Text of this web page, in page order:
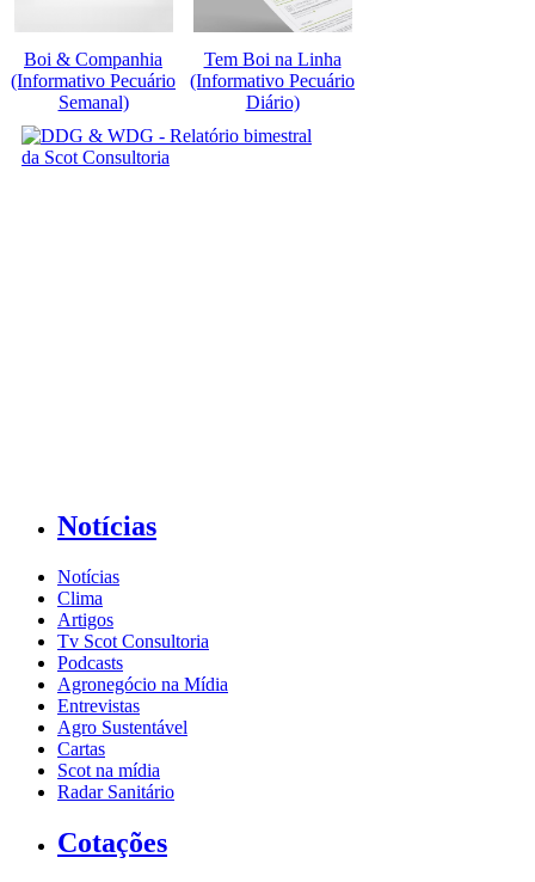
Boi & Companhia
(Informativo Pecuário
Semanal)
Tem Boi na Linha
(Informativo Pecuário
Diário)
Notícias
Notícias
Clima
Artigos
Tv Scot Consultoria
Podcasts
Agronegócio na Mídia
Entrevistas
Agro Sustentável
Cartas
Scot na mídia
Radar Sanitário
Cotações